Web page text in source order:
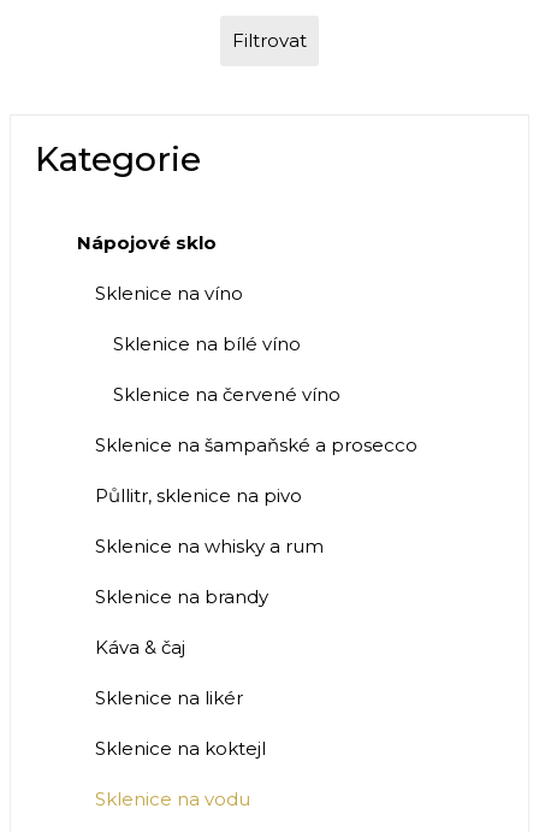
Filtrovat
Kategorie
Nápojové sklo
Sklenice na víno
Sklenice na bílé víno
Sklenice na červené víno
Sklenice na šampaňské a prosecco
Půllitr, sklenice na pivo
Sklenice na whisky a rum
Sklenice na brandy
Káva & čaj
Sklenice na likér
Sklenice na koktejl
Sklenice na vodu